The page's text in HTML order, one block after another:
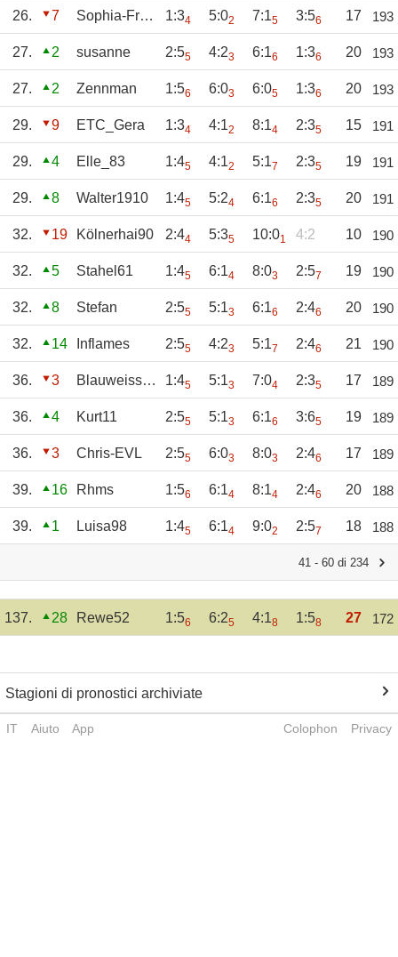
26. 7 Sophia-Franken 1:34 5:02 7:15 3:56 17 193
27. 2 susanne 2:55 4:23 6:16 1:36 20 193
27. 2 Zennman 1:56 6:03 6:05 1:36 20 193
29. 9 ETC_Gera 1:34 4:12 8:14 2:35 15 191
29. 4 Elle_83 1:45 4:12 5:17 2:35 19 191
29. 8 Walter1910 1:45 5:24 6:16 2:35 20 191
32. 19 Kölnerhai90 2:44 5:35 10:01 4:2 10 190
32. 5 Stahel61 1:45 6:14 8:03 2:57 19 190
32. 8 Stefan 2:55 5:13 6:16 2:46 20 190
32. 14 Inflames 2:55 4:23 5:17 2:46 21 190
36. 3 Blauweisslotti 1:45 5:13 7:04 2:35 17 189
36. 4 Kurt11 2:55 5:13 6:16 3:65 19 189
36. 3 Chris-EVL 2:55 6:03 8:03 2:46 17 189
39. 16 Rhms 1:56 6:14 8:14 2:46 20 188
39. 1 Luisa98 1:45 6:14 9:02 2:57 18 188
41 - 60 di 234
137. 28 Rewe52 1:56 6:25 4:18 1:58 27 172
Stagioni di pronostici archiviate
IT Aiuto App Colophon Privacy